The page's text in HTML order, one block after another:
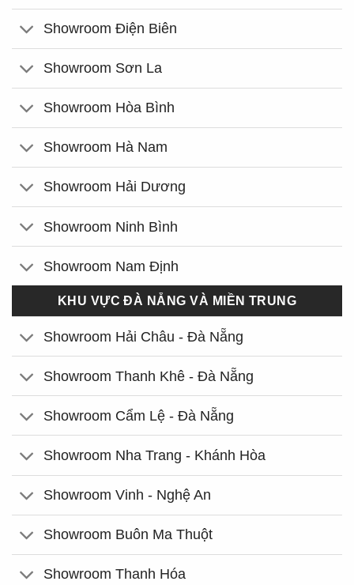
Showroom Điện Biên
Showroom Sơn La
Showroom Hòa Bình
Showroom Hà Nam
Showroom Hải Dương
Showroom Ninh Bình
Showroom Nam Định
KHU VỰC ĐÀ NẴNG VÀ MIỀN TRUNG
Showroom Hải Châu - Đà Nẵng
Showroom Thanh Khê - Đà Nẵng
Showroom Cẩm Lệ - Đà Nẵng
Showroom Nha Trang - Khánh Hòa
Showroom Vinh - Nghệ An
Showroom Buôn Ma Thuột
Showroom Thanh Hóa